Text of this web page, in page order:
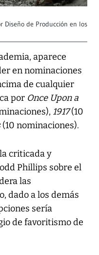
Diseño de Producción en los
aparece
en nominaciones
de cualquier
por Once Upon a
1917(10
(10 nominaciones).
criticada y
Phillips sobre el
las
dado a los demás
sería
de favoritismo de